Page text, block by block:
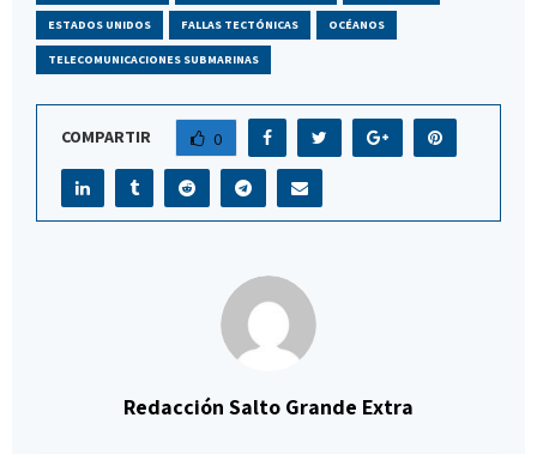
ESTADOS UNIDOS FALLAS TECTÓNICAS OCÉANOS
TELECOMUNICACIONES SUBMARINAS
COMPARTIR 0
Redacción Salto Grande Extra